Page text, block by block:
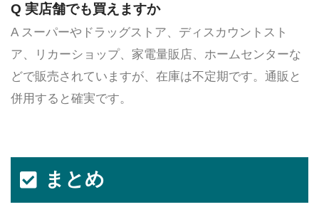
Q 実店舗でも買えますか
A スーパーやドラッグストア、ディスカウントスト
ア、リカーショップ、家電量販店、ホームセンターな
どで販売されていますが、在庫は不定期です。通販と
併用すると確実です。
まとめ